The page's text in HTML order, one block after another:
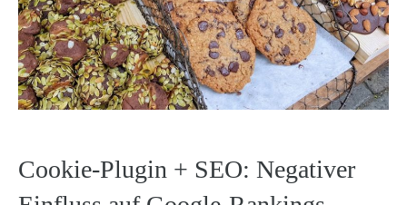
Cookie-Plugin + SEO: Negativer